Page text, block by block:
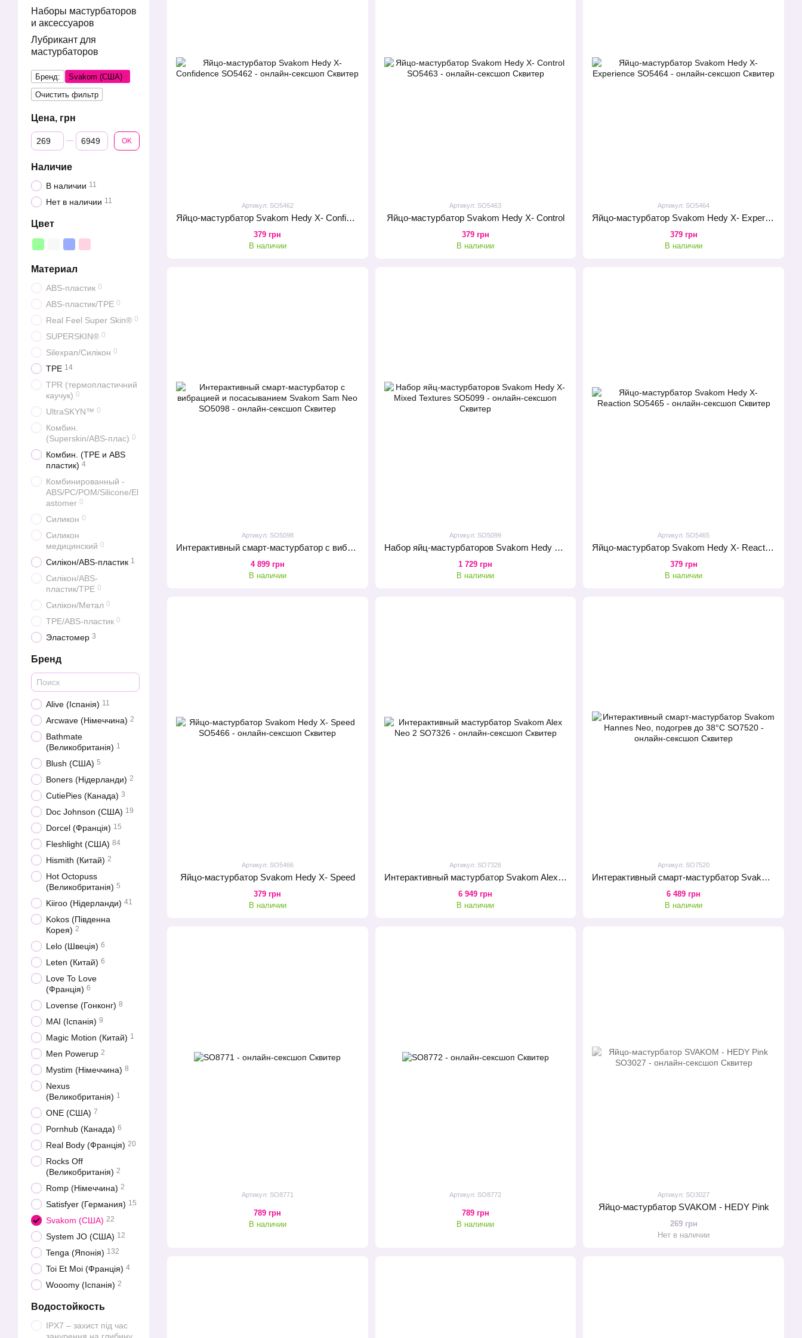
Артикул: SO5462
Яйцо-мастурбатор Svakom Hedy X- Confidence
379 грн
В наличии
Артикул: SO5463
Яйцо-мастурбатор Svakom Hedy X- Control
379 грн
В наличии
Артикул: SO5464
Яйцо-мастурбатор Svakom Hedy X- Experience
379 грн
В наличии
Артикул: SO5098
Интерактивный смарт-мастурбатор с вибрацией и посасыванием Svakom Sam Neo
4 899 грн
В наличии
Артикул: SO5099
Набор яйц-мастурбаторов Svakom Hedy X- Mixed Textures
1 729 грн
В наличии
Артикул: SO5465
Яйцо-мастурбатор Svakom Hedy X- Reaction
379 грн
В наличии
Артикул: SO5466
Яйцо-мастурбатор Svakom Hedy X- Speed
379 грн
В наличии
Артикул: SO7326
Интерактивный мастурбатор Svakom Alex Neo 2
6 949 грн
В наличии
Артикул: SO7520
Интерактивный смарт-мастурбатор Svakom Hannes Neo, подогрев до 38°C
6 489 грн
В наличии
Артикул: SO8771
789 грн
В наличии
Артикул: SO8772
789 грн
В наличии
Артикул: SO3027
Яйцо-мастурбатор SVAKOM - HEDY Pink
269 грн
Нет в наличии
Наборы мастурбаторов
и аксессуаров
Лубрикант для
мастурбаторов
Бренд:
Svakom (США)
Очистить фильтр
Цена, грн
От Цена, грн
До Цена, грн OK
Наличие
В наличии 11
Нет в наличии 11
Цвет
Материал
ABS-пластик 0
ABS-пластик/ТРЕ 0
Real Feel Super Skin® 0
SUPERSKIN® 0
Silexpan/Силікон 0
TPE 14
TPR (термопластичний
каучук) 0
UltraSKYN™ 0
Комбин.
(Superskin/ABS-плас) 0
Комбин. (TPE и ABS
пластик) 4
Комбинированный -
ABS/PC/POM/Silicone/El
astomer 0
Силикон 0
Силикон
медицинский 0
Силікон/ABS-пластик 1
Силікон/ABS-
пластик/TPE 0
Силікон/Метал 0
ТРЕ/ABS-пластик 0
Эластомер 3
Бренд
Alive (Іспанія) 11
Arcwave (Німеччина) 2
Bathmate
(Великобританія) 1
Blush (США) 5
Boners (Нідерланди) 2
CutiePies (Канада) 3
Doc Johnson (США) 19
Dorcel (Франція) 15
Fleshlight (США) 84
Hismith (Китай) 2
Hot Octopuss
(Великобританія) 5
Kiiroo (Нідерланди) 41
Kokos (Південна
Корея) 2
Lelo (Швеція) 6
Leten (Китай) 6
Love To Love
(Франція) 6
Lovense (Гонконг) 8
MAI (Іспанія) 9
Magic Motion (Китай) 1
Men Powerup 2
Mystim (Німеччина) 8
Nexus
(Великобританія) 1
ONE (США) 7
Pornhub (Канада) 6
Real Body (Франція) 20
Rocks Off
(Великобританія) 2
Romp (Німеччина) 2
Satisfyer (Германия) 15
Svakom (США) 22
System JO (США) 12
Tenga (Японія) 132
Toi Et Moi (Франція) 4
Wooomy (Іспанія) 2
Водостойкость
IPX7 – захист під час